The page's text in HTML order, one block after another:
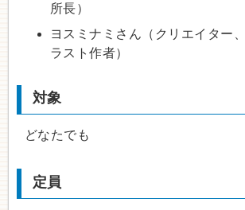
所長）
ヨスミナミさん（クリエイター
ラスト作者）
対象
どなたでも
定員